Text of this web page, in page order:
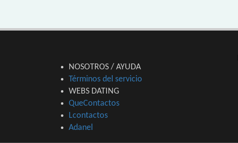
NOSOTROS / AYUDA
Términos del servicio
WEBS DATING
QueContactos
Lcontactos
Adanel